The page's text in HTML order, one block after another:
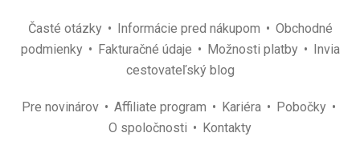
Časté otázky Informácie pred nákupom
Obchodné
podmienky
Fakturačné údaje Možnosti platby
Invia
cestovateľský blog
Pre novinárov Affiliate program Kariéra
Pobočky
O spoločnosti
Kontakty